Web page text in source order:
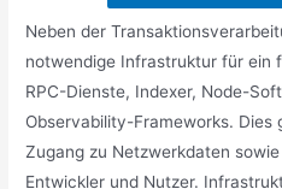
Neben der
notwendige Infrastruktur für ein
RPC-Dienste, Indexer, Node-
Observability-Frameworks. Dies
Zugang zu Netzwerkdaten
Entwickler und Nutzer.